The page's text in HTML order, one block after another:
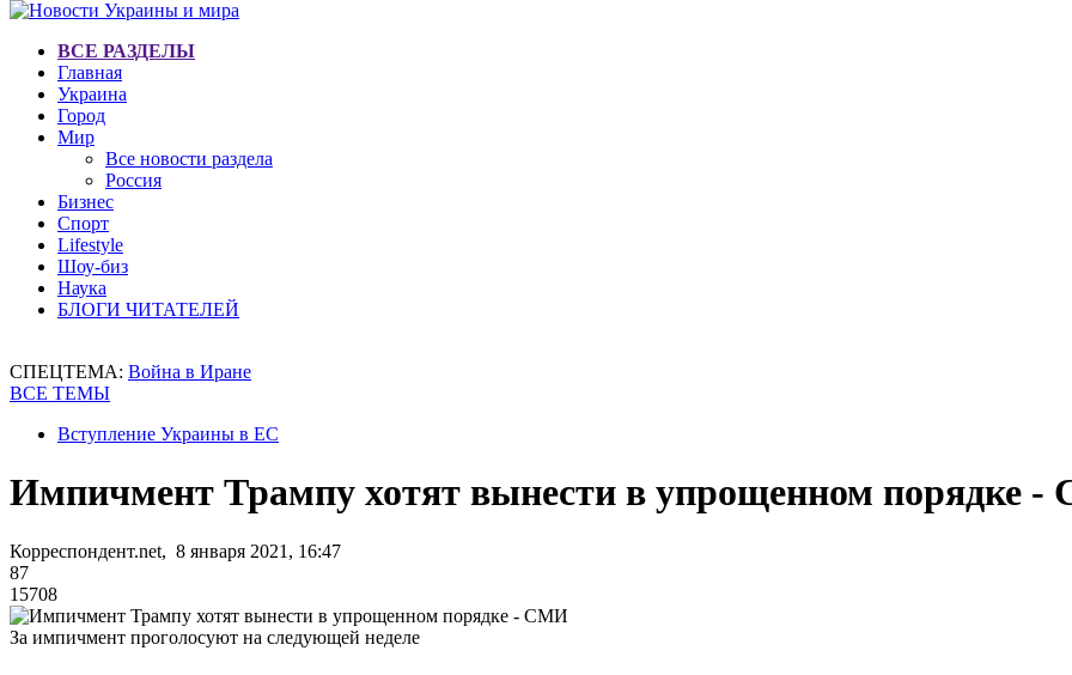
ВСЕ РАЗДЕЛЫ
Главная
Украина
Город
Мир
Все новости раздела
Россия
Бизнес
Спорт
Lifestyle
Шоу-биз
Наука
БЛОГИ ЧИТАТЕЛЕЙ
СПЕЦТЕМА: Война в Иране
ВСЕ ТЕМЫ
Вступление Украины в ЕС
Импичмент Трампу хотят вынести в упрощенном порядке
Корреспондент.net, 8 января 2021, 16:47
87
15708
За импичмент проголосуют на следующей неделе